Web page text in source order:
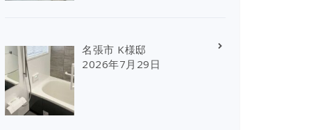
名張市 K様邸
2026年7月29日